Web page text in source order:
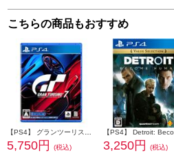
こちらの商品もおすすめ
5,750円
(税込)
3,250円
(税込)